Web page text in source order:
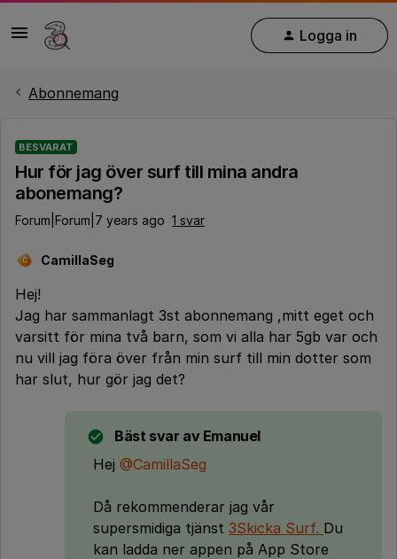
Logga in
Abonnemang
BESVARAT
Hur för jag över surf till mina andra
abonemang?
Forum|Forum|7 years ago 1 svar
C CamillaSeg
Hej!
Jag har sammanlagt 3st abonnemang ,mitt eget och
varsitt för mina två barn, som vi alla har 5gb var och
nu vill jag föra över från min surf till min dotter som
har slut, hur gör jag det?
Bäst svar av Emanuel
Hej @CamillaSeg
Då rekommenderar jag vår
supersmidiga tjänst 3Skicka Surf. Du
kan ladda ner appen på App Store